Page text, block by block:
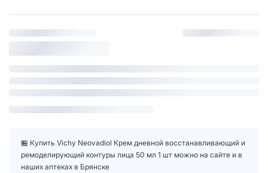
🏪 Купить Vichy Neovadiol Крем дневной восстанавливающий и
ремоделирующий контуры лица 50 мл 1 шт можно на сайте и в
наших аптеках в Брянске